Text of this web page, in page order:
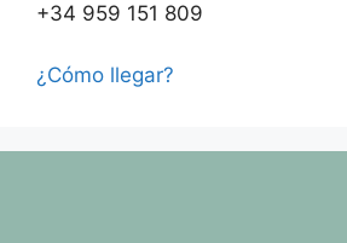
+34 959 151 809
¿Cómo llegar?